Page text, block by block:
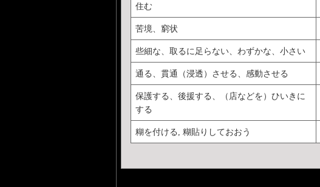
住む
苦境、窮状
些細な、取るに足らない、わずかな、小さい
通る、貫通（浸透）させる、感動させる
保護する、後援する、（店などを）ひいきに
する
糊を付ける, 糊貼りしておおう